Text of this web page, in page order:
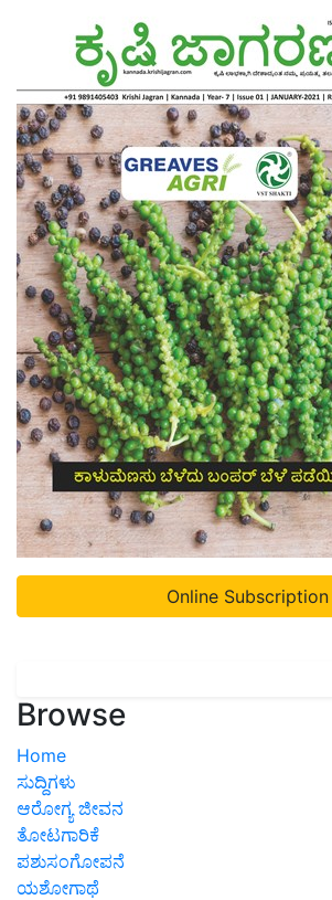
Online Subscription
Browse
Home
ಸುದ್ದಿಗಳು
ಆರೋಗ್ಯ ಜೀವನ
ತೋಟಗಾರಿಕೆ
ಪಶುಸಂಗೋಪನೆ
ಯಶೋಗಾಥೆ